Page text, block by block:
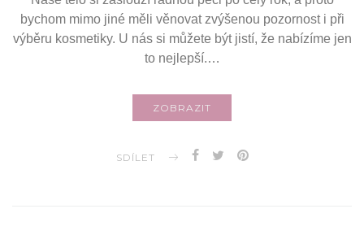
bychom mimo jiné měli věnovat zvýšenou pozornost i při
výběru kosmetiky. U nás si můžete být jistí, že nabízíme jen
to nejlepší.…
ZOBRAZIT
SDÍLET